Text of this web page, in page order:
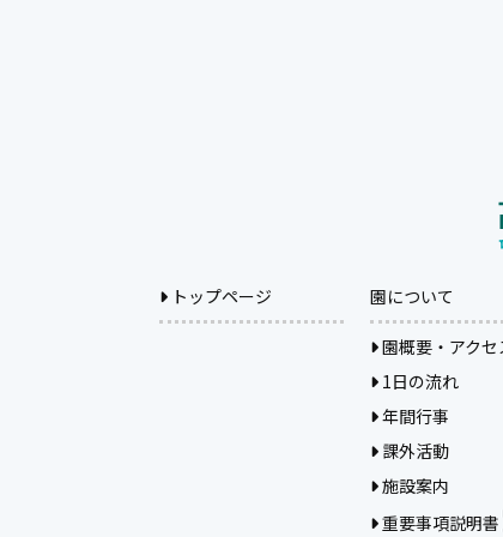
トップページ 園について
園概要・アクセ
1日の流れ
年間行事
課外活動
施設案内
重要事項説明書